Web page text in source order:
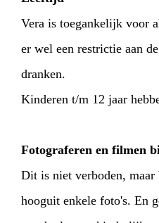
Vera is toegankelijk voor
er wel een restrictie aan
dranken.
Kinderen t/m 12 jaar
Fotograferen en filmen
Dit is niet verboden, maar
hooguit enkele foto's. En